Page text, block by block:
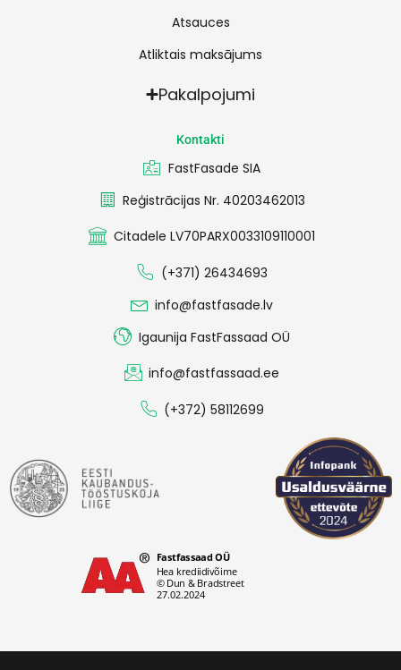
Atsauces
Atliktais maksājums
Pakalpojumi
Kontakti
FastFasade SIA
Reģistrācijas Nr. 40203462013
Citadele LV70PARX0033109110001
(+371) 26434693
info@fastfasade.lv
Igaunija FastFassaad OÜ
info@fastfassaad.ee
(+372) 58112699